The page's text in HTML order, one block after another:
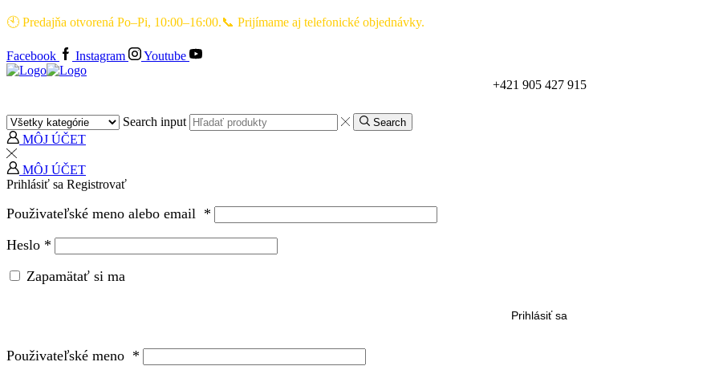
🕙 Predajňa otvorená Po–Pi, 10:00–16:00.📞 Prijímame aj telefonické objednávky.
Facebook Instagram Youtube
+421 905 427 915
Search input Search
MÔJ ÚČET
MÔJ ÚČET
Prihlásiť sa Registrovať
Použivateľské meno alebo email *
Heslo *
Zapamätať si ma
Prihlásiť sa
Použivateľské meno *